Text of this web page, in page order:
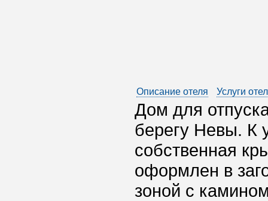
Описание отеля Услуги
Дом для
берегу Невы. К
собственная
оформлен в
зоной с